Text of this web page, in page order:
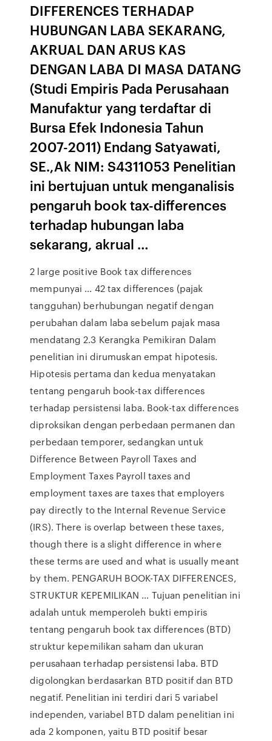
DIFFERENCES TERHADAP
HUBUNGAN LABA SEKARANG,
AKRUAL DAN ARUS KAS
DENGAN LABA DI MASA DATANG
(Studi Empiris Pada Perusahaan
Manufaktur yang terdaftar di
Bursa Efek Indonesia Tahun
2007-2011) Endang Satyawati,
SE.,Ak NIM: S4311053 Penelitian
ini bertujuan untuk menganalisis
pengaruh book tax-differences
terhadap hubungan laba
sekarang, akrual …
2 large positive Book tax differences
mempunyai ... 42 tax differences (pajak
tangguhan) berhubungan negatif dengan
perubahan dalam laba sebelum pajak masa
mendatang 2.3 Kerangka Pemikiran Dalam
penelitian ini dirumuskan empat hipotesis.
Hipotesis pertama dan kedua menyatakan
tentang pengaruh book-tax differences
terhadap persistensi laba. Book-tax differences
diproksikan dengan perbedaan permanen dan
perbedaan temporer, sedangkan untuk
Difference Between Payroll Taxes and
Employment Taxes Payroll taxes and
employment taxes are taxes that employers
pay directly to the Internal Revenue Service
(IRS). There is overlap between these taxes,
though there is a slight difference in where
these terms are used and what is usually meant
by them. PENGARUH BOOK-TAX DIFFERENCES,
STRUKTUR KEPEMILIKAN … Tujuan penelitian ini
adalah untuk memperoleh bukti empiris
tentang pengaruh book tax differences (BTD)
struktur kepemilikan saham dan ukuran
perusahaan terhadap persistensi laba. BTD
digolongkan berdasarkan BTD positif dan BTD
negatif. Penelitian ini terdiri dari 5 variabel
independen, variabel BTD dalam penelitian ini
ada 2 komponen, yaitu BTD positif besar